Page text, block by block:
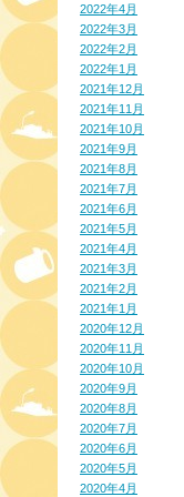
2022年4月
2022年3月
2022年2月
2022年1月
2021年12月
2021年11月
2021年10月
2021年9月
2021年8月
2021年7月
2021年6月
2021年5月
2021年4月
2021年3月
2021年2月
2021年1月
2020年12月
2020年11月
2020年10月
2020年9月
2020年8月
2020年7月
2020年6月
2020年5月
2020年4月